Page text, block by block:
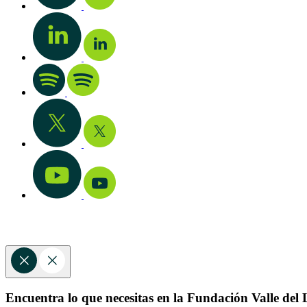
Encuentra lo que necesitas en la Fundación Valle del